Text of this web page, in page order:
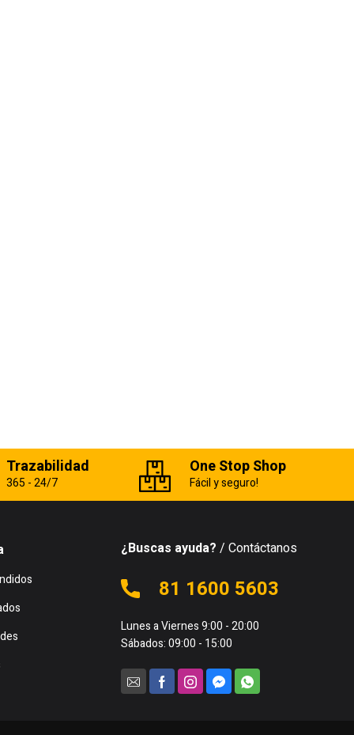
Trazabilidad
365 - 24/7
One Stop Shop
Fácil y seguro!
¿Buscas ayuda? / Contáctanos
81 1600 5603
Lunes a Viernes 9:00 - 20:00
Sábados: 09:00 - 15:00